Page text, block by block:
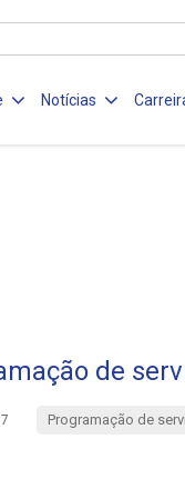
Notícias
de
Programação de